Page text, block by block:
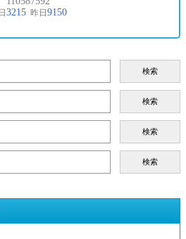
検索
検索
検索
検索